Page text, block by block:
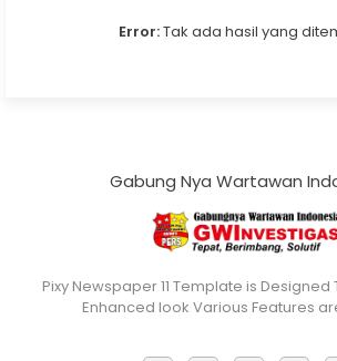
Error:Tak ada hasil yang
Gabung Nya Wartawan
Pixy Newspaper 11 Template is
Enhanced look Various Features